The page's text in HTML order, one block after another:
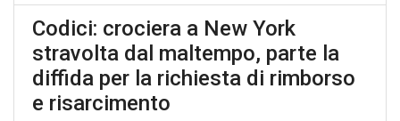
Codici: crociera a New York
stravolta dal maltempo, parte la
diffida per la richiesta di rimborso
e risarcimento